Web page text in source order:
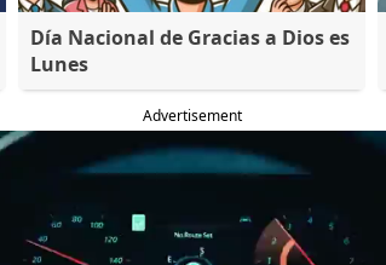
Día Nacional de Gracias a Dios es
Lunes
Advertisement